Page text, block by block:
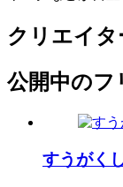
クリエイ
公開中のフ
すうがく